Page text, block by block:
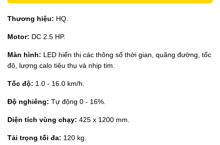
Thương hiệu: HQ.
Motor: DC 2.5 HP.
Màn hình: LED hiển thị các thông số thời gian, quãng đường, tốc
độ, lượng calo tiêu thụ và nhịp tim.
Tốc độ: 1.0 - 16.0 km/h.
Độ nghiêng: Tự động 0 - 16%.
Diện tích vùng chạy: 425 x 1200 mm.
Tải trọng tối đa: 120 kg.